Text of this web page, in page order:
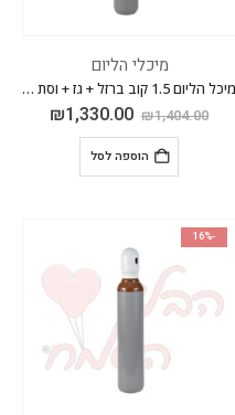
ציוד כללי לבלונאים
מיכלי הליום
מיכל הליום 1.5 קוב ברזל + גז + וסת מהיר לניפוח בלונים
₪1,404.00
₪1,330.00
הוספה לסל
-16%